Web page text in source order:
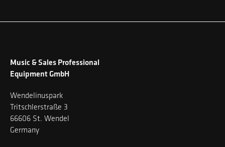
Music & Sales Professional
Equipment GmbH
Wendelinuspark
Tritschlerstraße 3
66606 St. Wendel
Germany